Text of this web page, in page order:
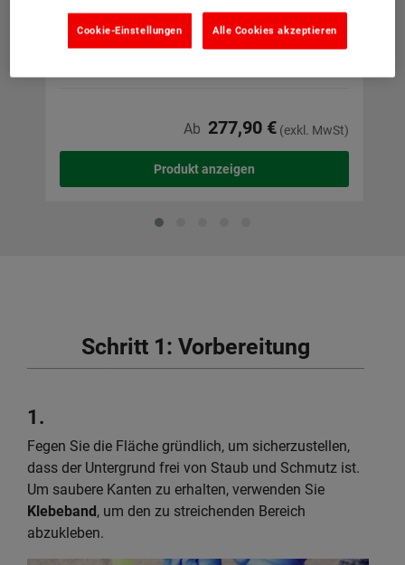
ausgesetzt sind
Ab 277,90 € (exkl. MwSt)
Produkt anzeigen
Schritt 1: Vorbereitung
1.
Fegen Sie die Fläche gründlich, um sicherzustellen,
dass der Untergrund frei von Staub und Schmutz ist.
Um saubere Kanten zu erhalten, verwenden Sie
Klebeband , um den zu streichenden Bereich
abzukleben.
Alle Cookies akzeptieren
Cookie-Einstellungen